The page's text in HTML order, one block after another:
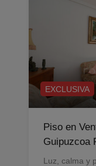
EXCLUSIVA
Piso en
Guipuzcoa
Luz, calma y